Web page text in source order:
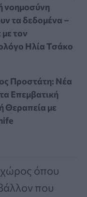
νοημοσύνη
τα δεδομένα –
τον
Ηλία Τσάκο
Προστάτη: Νέα
Επεμβατική
Θεραπεία με
χώρος όπου
που